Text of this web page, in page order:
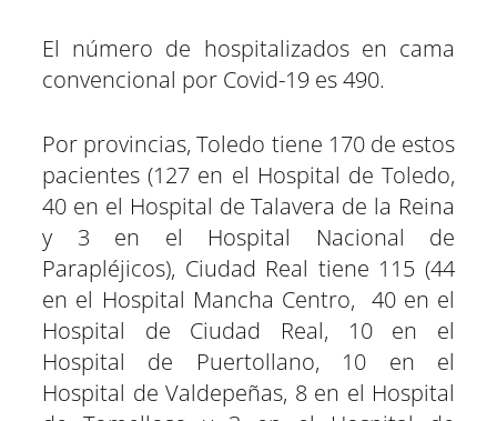
El número de hospitalizados en cama
convencional por Covid-19 es 490.
Por provincias, Toledo tiene 170 de estos
pacientes (127 en el Hospital de Toledo,
40 en el Hospital de Talavera de la Reina
y 3 en el Hospital Nacional de
Parapléjicos), Ciudad Real tiene 115 (44
en el Hospital Mancha Centro, 40 en el
Hospital de Ciudad Real, 10 en el
Hospital de Puertollano, 10 en el
Hospital de Valdepeñas, 8 en el Hospital